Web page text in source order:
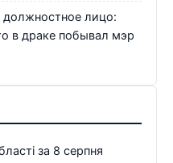
должностное лицо:
в драке побывал мэр
за 8 серпня